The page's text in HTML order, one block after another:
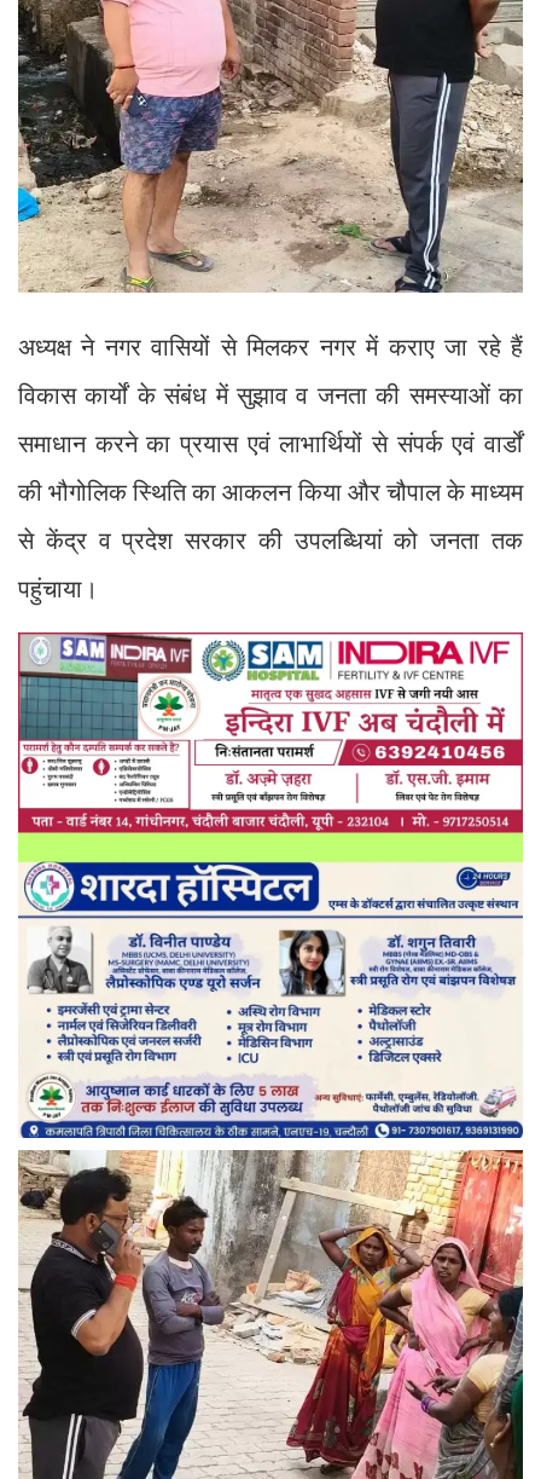
अध्यक्ष ने नगर वासियों से मिलकर नगर में कराए जा रहे हैं
विकास कार्यों के संबंध में सुझाव व जनता की समस्याओं का
समाधान करने का प्रयास एवं लाभार्थियों से संपर्क एवं वार्डों
की भौगोलिक स्थिति का आकलन किया और चौपाल के माध्यम
से केंद्र व प्रदेश सरकार की उपलब्धियां को जनता तक
पहुंचाया।